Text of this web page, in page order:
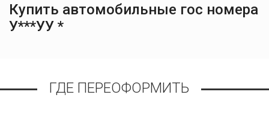
Купить автомобильные гос номера
У***УУ *
ГДЕ ПЕРЕОФОРМИТЬ